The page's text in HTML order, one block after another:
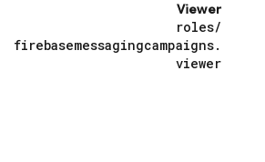
Viewer
roles/
firebasemessagingcampaigns.
viewer